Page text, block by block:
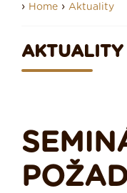
› Home › Aktuality
AKTUALITY